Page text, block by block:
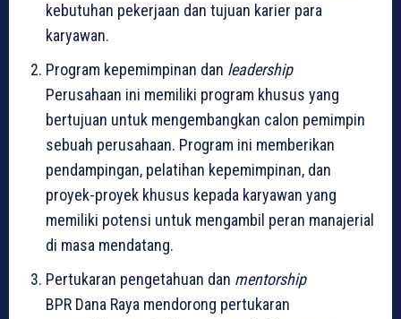
kebutuhan pekerjaan dan tujuan karier para
karyawan.
Program kepemimpinan dan leadership
Perusahaan ini memiliki program khusus yang
bertujuan untuk mengembangkan calon pemimpin
sebuah perusahaan. Program ini memberikan
pendampingan, pelatihan kepemimpinan, dan
proyek-proyek khusus kepada karyawan yang
memiliki potensi untuk mengambil peran manajerial
di masa mendatang.
Pertukaran pengetahuan dan mentorship
BPR Dana Raya mendorong pertukaran